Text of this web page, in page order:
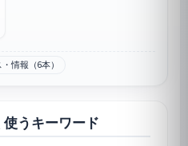
情報（6本）
うキーワード